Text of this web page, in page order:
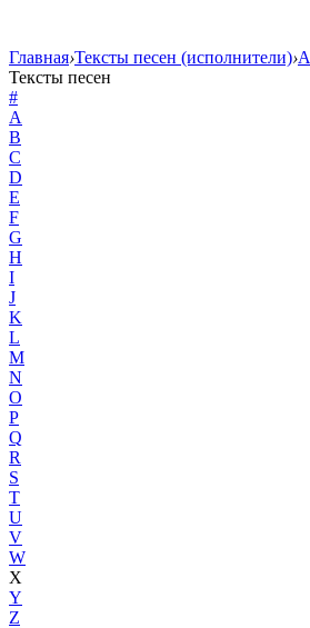
Главная›Тексты песен (исполнители)›A
Тексты песен
#
A
B
C
D
E
F
G
H
I
J
K
L
M
N
O
P
Q
R
S
T
U
V
W
X
Y
Z